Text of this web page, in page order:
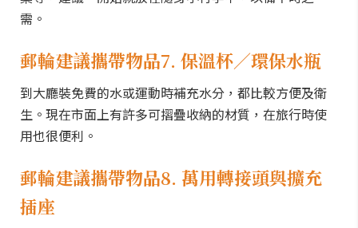
需。
郵輪建議攜帶物品7. 保溫杯／環保水瓶
到大廳裝免費的水或運動時補充水分，都比較方便及衛
生。現在市面上有許多可摺疊收納的材質，在旅行時使
用也很便利。
郵輪建議攜帶物品8. 萬用轉接頭與擴充
插座